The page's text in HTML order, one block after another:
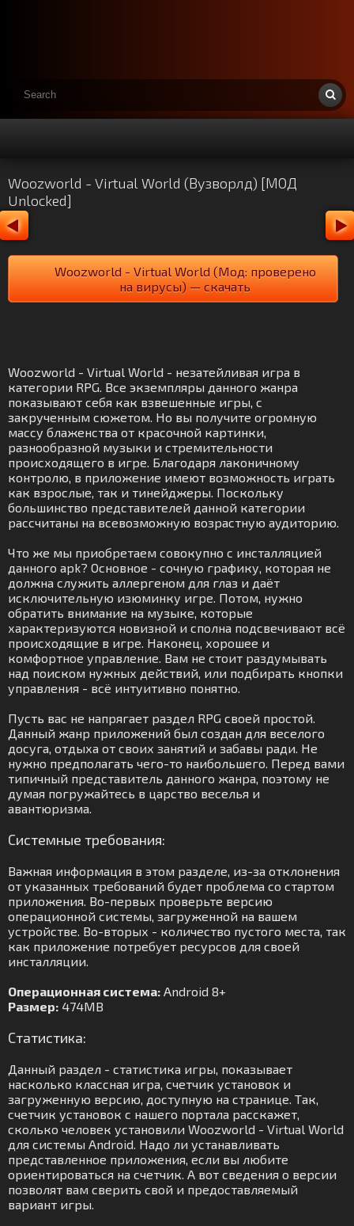
Woozworld - Virtual World (Вузворлд) [МОД
Unlocked]
Woozworld - Virtual World (Мод: проверено
на вирусы) — скачать
Woozworld - Virtual World - незатейливая игра в
категории RPG. Все экземпляры данного жанра
показывают себя как взвешенные игры, с
закрученным сюжетом. Но вы получите огромную
массу блаженства от красочной картинки,
разнообразной музыки и стремительности
происходящего в игре. Благодаря лаконичному
контролю, в приложение имеют возможность играть
как взрослые, так и тинейджеры. Поскольку
большинство представителей данной категории
рассчитаны на всевозможную возрастную аудиторию.
Что же мы приобретаем совокупно с инсталляцией
данного apk? Основное - сочную графику, которая не
должна служить аллергеном для глаз и даёт
исключительную изюминку игре. Потом, нужно
обратить внимание на музыке, которые
характеризуются новизной и сполна подсвечивают всё
происходящие в игре. Наконец, хорошее и
комфортное управление. Вам не стоит раздумывать
над поиском нужных действий, или подбирать кнопки
управления - всё интуитивно понятно.
Пусть вас не напрягает раздел RPG своей простой.
Данный жанр приложений был создан для веселого
досуга, отдыха от своих занятий и забавы ради. Не
нужно предполагать чего-то наибольшего. Перед вами
типичный представитель данного жанра, поэтому не
думая погружайтесь в царство веселья и
авантюризма.
Системные требования:
Важная информация в этом разделе, из-за отклонения
от указанных требований будет проблема со стартом
приложения. Во-первых проверьте версию
операционной системы, загруженной на вашем
устройстве. Во-вторых - количество пустого места, так
как приложение потребует ресурсов для своей
инсталляции.
Операционная система: Android 8+
Размер: 474MB
Статистика:
Данный раздел - статистика игры, показывает
насколько классная игра, счетчик установок и
загруженную версию, доступную на странице. Так,
счетчик установок с нашего портала расскажет,
сколько человек установили Woozworld - Virtual World
для системы Android. Надо ли устанавливать
представленное приложения, если вы любите
ориентироваться на счетчик. А вот сведения о версии
позволят вам сверить свой и предоставляемый
вариант игры.